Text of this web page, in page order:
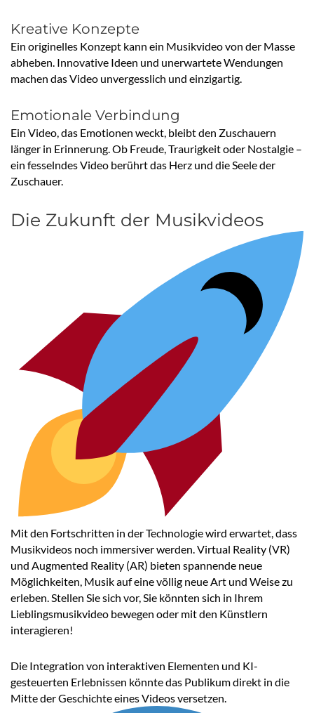
Kreative Konzepte
Ein originelles Konzept kann ein Musikvideo von der Masse
abheben. Innovative Ideen und unerwartete Wendungen
machen das Video unvergesslich und einzigartig.
Emotionale Verbindung
Ein Video, das Emotionen weckt, bleibt den Zuschauern
länger in Erinnerung. Ob Freude, Traurigkeit oder Nostalgie –
ein fesselndes Video berührt das Herz und die Seele der
Zuschauer.
Die Zukunft der Musikvideos
Mit den Fortschritten in der Technologie wird erwartet, dass
Musikvideos noch immersiver werden. Virtual Reality (VR)
und Augmented Reality (AR) bieten spannende neue
Möglichkeiten, Musik auf eine völlig neue Art und Weise zu
erleben. Stellen Sie sich vor, Sie könnten sich in Ihrem
Lieblingsmusikvideo bewegen oder mit den Künstlern
interagieren!
Die Integration von interaktiven Elementen und KI-
gesteuerten Erlebnissen könnte das Publikum direkt in die
Mitte der Geschichte eines Videos versetzen.